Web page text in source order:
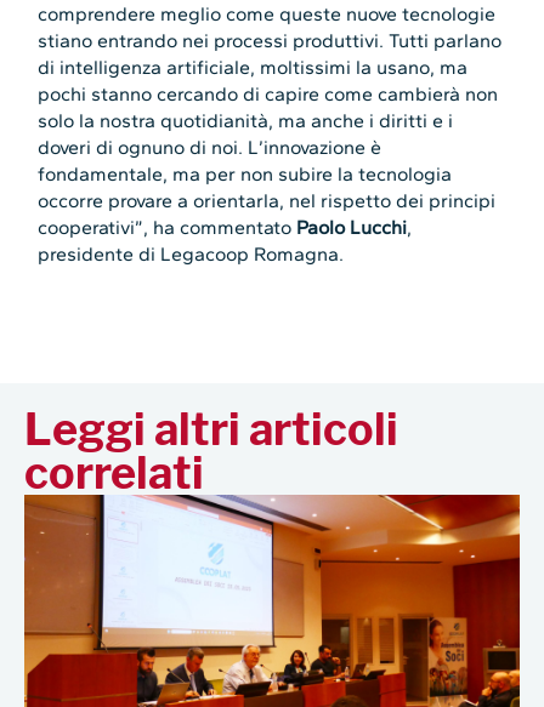
comprendere meglio come queste nuove tecnologie
stiano entrando nei processi produttivi. Tutti parlano
di intelligenza artificiale, moltissimi la usano, ma
pochi stanno cercando di capire come cambierà non
solo la nostra quotidianità, ma anche i diritti e i
doveri di ognuno di noi. L’innovazione è
fondamentale, ma per non subire la tecnologia
occorre provare a orientarla, nel rispetto dei principi
cooperativi”, ha commentato Paolo Lucchi,
presidente di Legacoop Romagna.
Leggi altri articoli
correlati